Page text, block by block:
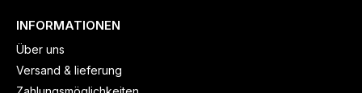
INFORMATIONEN
Über uns
Versand & lieferung